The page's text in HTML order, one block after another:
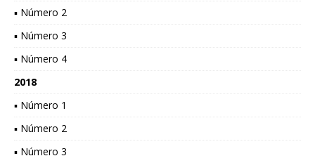
▪ Número 2
▪ Número 3
▪ Número 4
2018
▪ Número 1
▪ Número 2
▪ Número 3